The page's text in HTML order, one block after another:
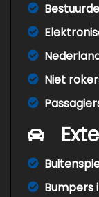
Niet
Bumpers